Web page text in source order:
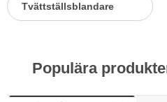
Tvättställsblandare
Populära